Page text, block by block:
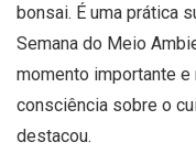
bonsai. É uma prática
Semana do Meio
momento importante
consciência sobre o
destacou.